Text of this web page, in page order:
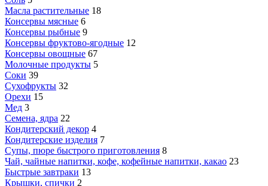
Масла растительные 18
Консервы мясные 6
Консервы рыбные 9
Консервы фруктово-ягодные 12
Консервы овощные 67
Молочные продукты 5
Соки 39
Сухофрукты 32
Орехи 15
Мед 3
Семена, ядра 22
Кондитерский декор 4
Кондитерские изделия 7
Супы, пюре быстрого приготовления 8
Чай, чайные напитки, кофе, кофейные напитки, какао 23
Быстрые завтраки 13
Крышки, спички 2